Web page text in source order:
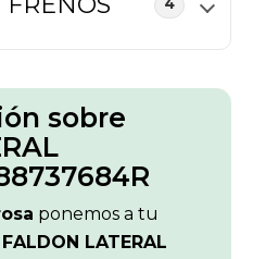
sobre
ponemos a tu
FALDON LATERAL